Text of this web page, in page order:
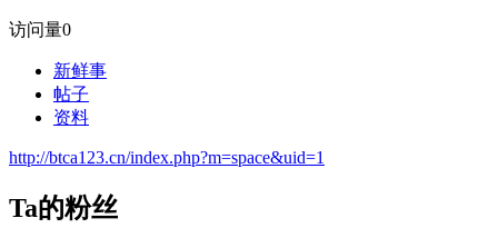
访问量0
新鲜事
帖子
资料
http://btca123.cn/index.php?m=space&uid=1
Ta的粉丝